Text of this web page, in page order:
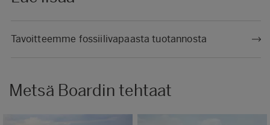
Tavoitteemme fossiilivapaasta tuotannosta
Metsä Boardin tehtaat